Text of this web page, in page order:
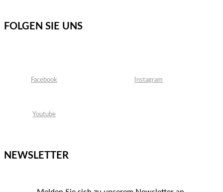
FOLGEN SIE UNS
Facebook Instagram
Youtube
NEWSLETTER